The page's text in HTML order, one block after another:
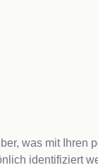
was mit
identifiziert